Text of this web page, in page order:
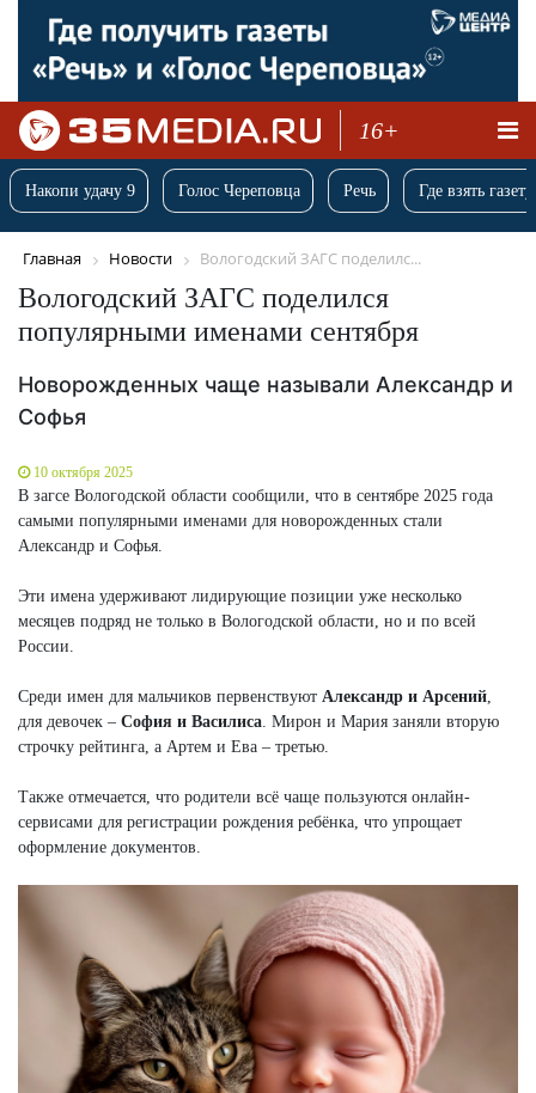
16+
Накопи удачу 9 Голос Череповца Речь Где взять
Главная Новости Вологодский ЗАГС поделилс...
Вологодский ЗАГС поделился
популярными именами сентября
Новорожденных чаще называли Александр и
Софья
10 октября 2025
В загсе Вологодской области сообщили, что в сентябре 2025 года
самыми популярными именами для новорожденных стали
Александр и Софья.
Эти имена удерживают лидирующие позиции уже несколько
месяцев подряд не только в Вологодской области, но и по всей
России.
Среди имен для мальчиков первенствуют Александр и Арсений
для девочек – София и Василиса . Мирон и Мария заняли вторую
строчку рейтинга, а Артем и Ева – третью.
Также отмечается, что родители всё чаще пользуются онлайн-
сервисами для регистрации рождения ребёнка, что упрощает
оформление документов.